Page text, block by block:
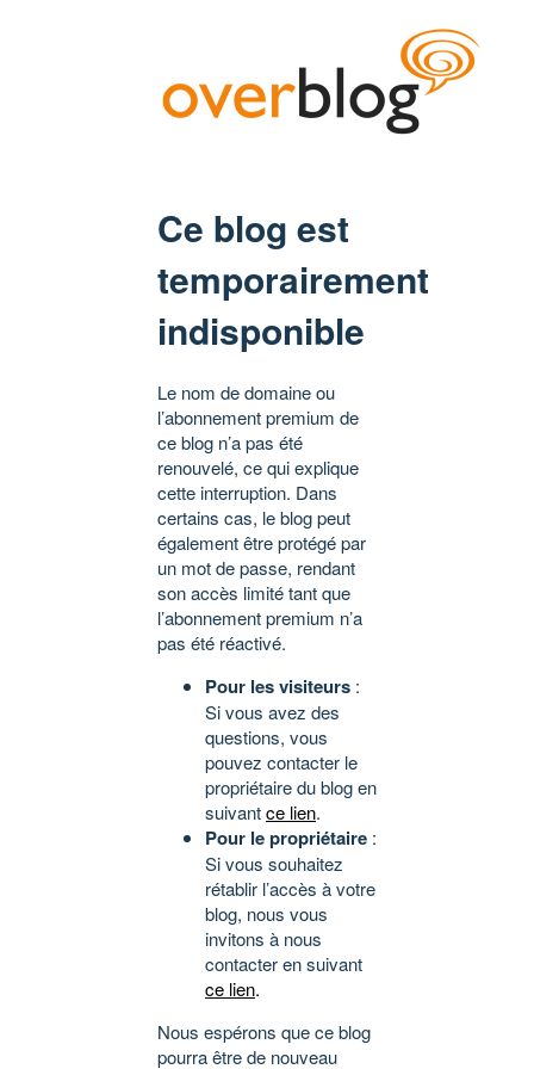
Ce blog est
temporairement
indisponible
Le nom de domaine ou
l’abonnement premium de
ce blog n’a pas été
renouvelé, ce qui explique
cette interruption. Dans
certains cas, le blog peut
également être protégé par
un mot de passe, rendant
son accès limité tant que
l’abonnement premium n’a
pas été réactivé.
Pour les visiteurs :
Si vous avez des
questions, vous
pouvez contacter le
propriétaire du blog en
suivantce lien.
Pour le propriétaire :
Si vous souhaitez
rétablir l’accès à votre
blog, nous vous
invitons à nous
contacter en suivant
ce lien.
Nous espérons que ce blog
pourra être de nouveau